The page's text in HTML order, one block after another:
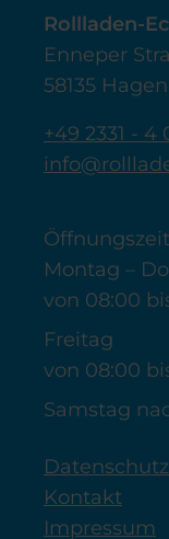
Rollladen-
Enneper
58135 Hagen
+49 2331 - 4
Montag –
von 08:00
Freitag
von 08:00
Samstag
Datenschutz
Kontakt
Impressum